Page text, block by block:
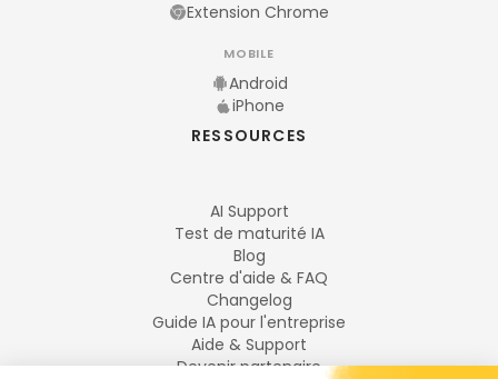
Extension Chrome
MOBILE
Android
iPhone
RESSOURCES
AI Support
Test de maturité IA
Blog
Centre d'aide & FAQ
Changelog
Guide IA pour l'entreprise
Aide & Support
Devenir partenaire